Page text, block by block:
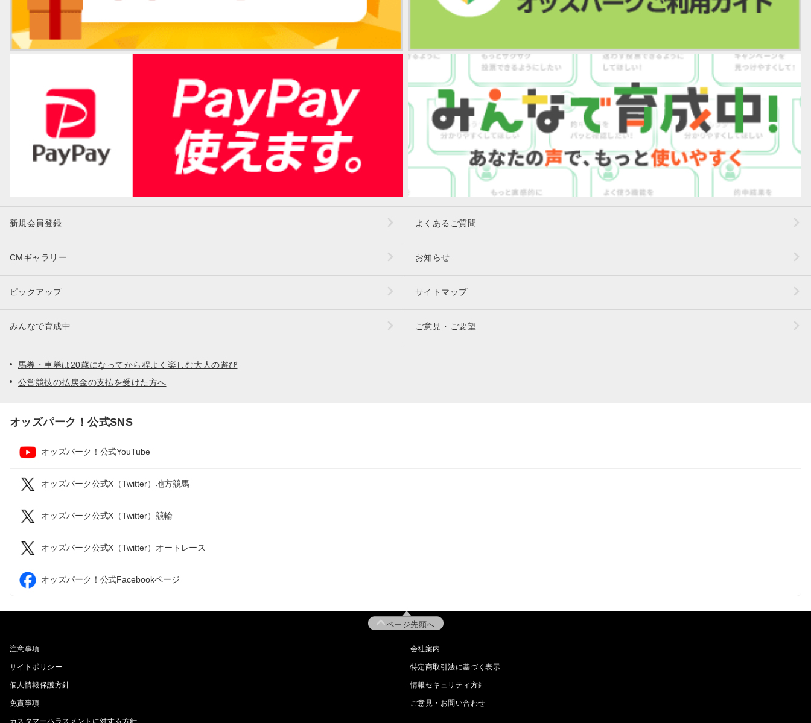
新規会員登録 よくあるご質問
CMギャラリー お知らせ
ピックアップ サイトマップ
みんなで育成中 ご意見・ご要望
馬券・車券は20歳になってから程よく楽しむ大人の遊び
公営競技の払戻金の支払を受けた方へ
オッズパーク！公式SNS
オッズパーク！公式YouTube
オッズパーク公式X（Twitter）地方競馬
オッズパーク公式X（Twitter）競輪
オッズパーク公式X（Twitter）オートレース
オッズパーク！公式Facebookページ
ページ先頭へ
注意事項 会社案内
サイトポリシー 特定商取引法に基づく表示
個人情報保護方針 情報セキュリティ方針
免責事項 ご意見・お問い合わせ
カスタマーハラスメントに対する方針